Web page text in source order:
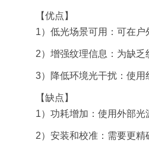
【优点】
1）低光场景可用：可在户
2）增强纹理信息：为缺乏
3）降低环境光干扰：使用
【缺点】
1）功耗增加：使用外部光
2）安装和校准：需要更精